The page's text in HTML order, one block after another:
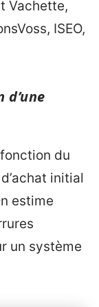
Vachette,
ISEO,
du
initial
estime
un système